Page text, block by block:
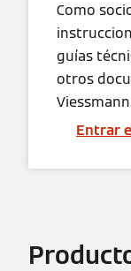
Como
guías
otros
Entrar